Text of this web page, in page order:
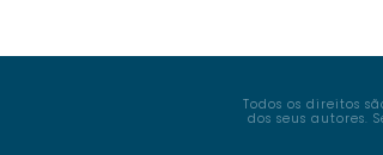
Todos os direitos
dos seus